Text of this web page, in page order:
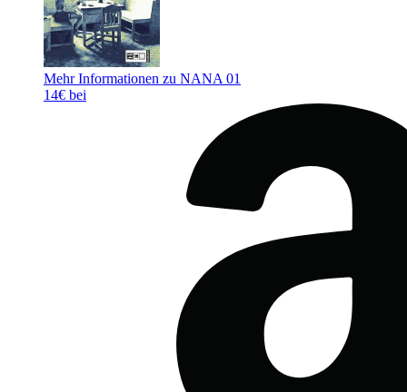
Mehr Informationen zu NANA 01
14€ bei